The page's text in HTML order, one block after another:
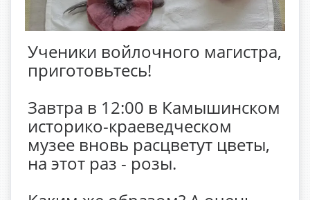
Ученики войлочного магистра,
приготовьтесь!
Завтра в 12:00 в Камышинском
историко-краеведческом
музее вновь расцветут цветы,
на этот раз - розы.